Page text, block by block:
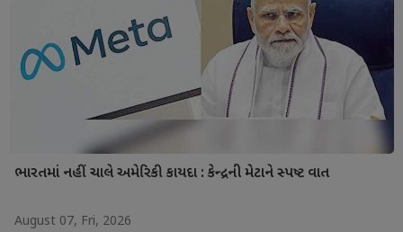
ભારતમાં નહીં ચાલે અમેરિકી કાયદા : કેન્દ્રની મેટાને સ્પષ્ટ વાત
August 07, Fri, 2026